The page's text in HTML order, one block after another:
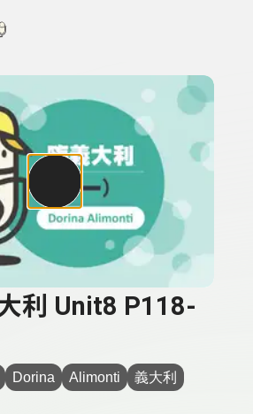
節目名稱、主持人或關鍵字
利 Unit8 P118-
Dorina Alimonti
義大利